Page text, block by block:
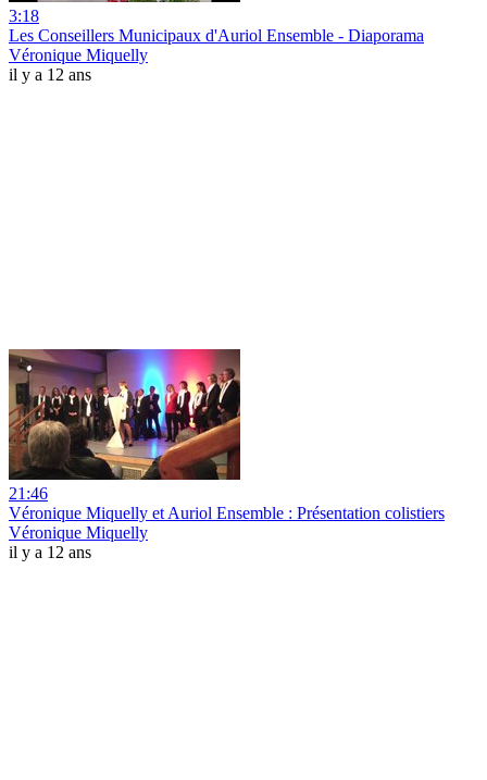
3:18
Les Conseillers Municipaux d'Auriol Ensemble - Diaporama
Véronique Miquelly
il y a 12 ans
21:46
Véronique Miquelly et Auriol Ensemble : Présentation colistiers
Véronique Miquelly
il y a 12 ans